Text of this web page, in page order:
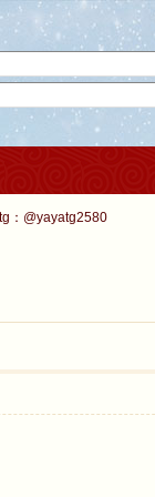
tg：@yayatg2580